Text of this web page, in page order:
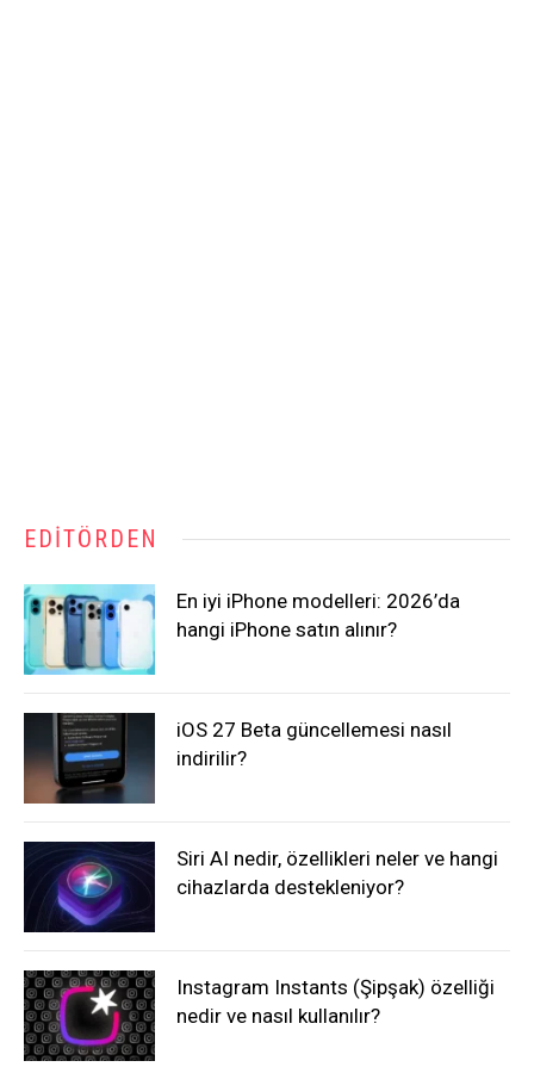
EDITÖRDEN
En iyi iPhone modelleri: 2026’da
hangi iPhone satın alınır?
iOS 27 Beta güncellemesi nasıl
indirilir?
Siri AI nedir, özellikleri neler ve hangi
cihazlarda destekleniyor?
Instagram Instants (Şipşak) özelliği
nedir ve nasıl kullanılır?